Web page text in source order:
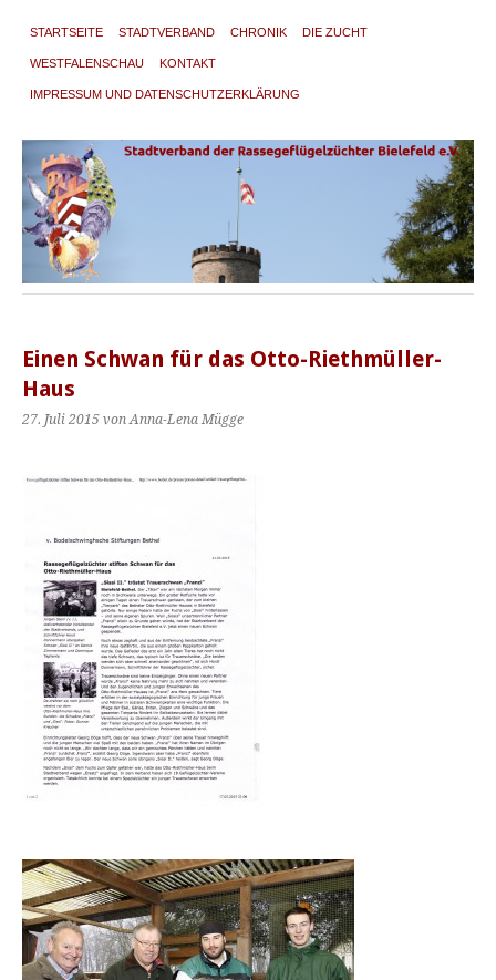
STARTSEITE STADTVERBAND CHRONIK DIE ZUCHT
WESTFALENSCHAU KONTAKT
IMPRESSUM UND DATENSCHUTZERKLÄRUNG
Einen Schwan für das Otto-Riethmüller-
Haus
27. Juli 2015 von Anna-Lena Mügge